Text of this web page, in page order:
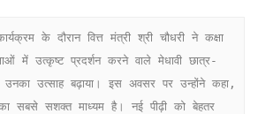
में उत्कृष्ट प्रदर्शन करने वाले मेधावी छात्र-
उनका उत्साह बढ़ाया। इस अवसर पर उन्होंने कहा,
का सबसे सशक्त माध्यम है। नई पीढ़ी को बेहतर